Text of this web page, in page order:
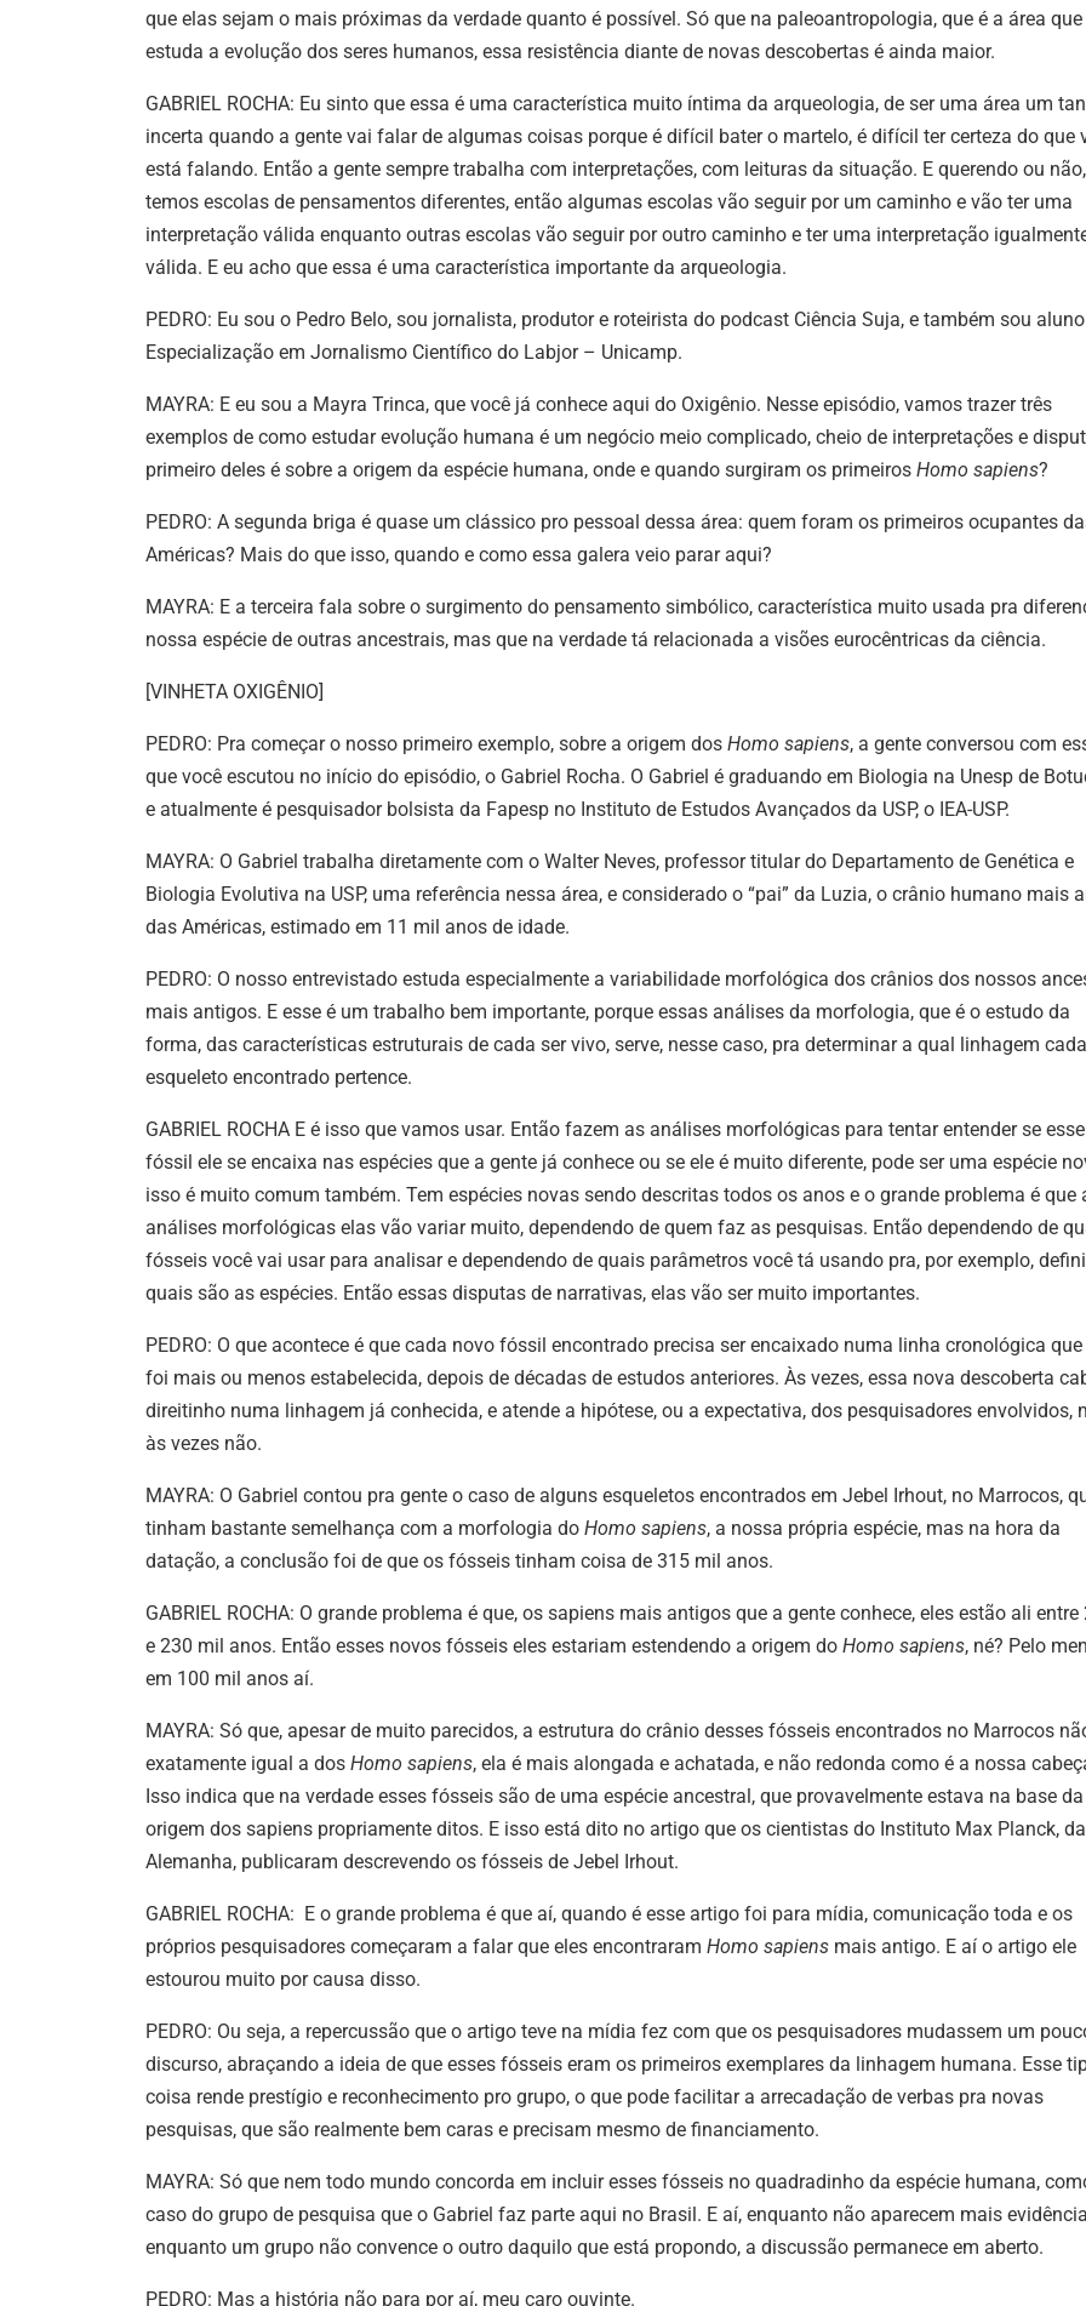
que elas sejam o mais próximas da verdade quanto é possível. Só que na paleoantropologia, que é a área que
estuda a evolução dos seres humanos, essa resistência diante de novas descobertas é ainda maior.
GABRIEL ROCHA: Eu sinto que essa é uma característica muito íntima da arqueologia, de ser uma área um
incerta quando a gente vai falar de algumas coisas porque é difícil bater o martelo, é difícil ter certeza do que
está falando. Então a gente sempre trabalha com interpretações, com leituras da situação. E querendo ou
temos escolas de pensamentos diferentes, então algumas escolas vão seguir por um caminho e vão ter uma
interpretação válida enquanto outras escolas vão seguir por outro caminho e ter uma interpretação
válida. E eu acho que essa é uma característica importante da arqueologia.
PEDRO: Eu sou o Pedro Belo, sou jornalista, produtor e roteirista do podcast Ciência Suja, e também sou
Especialização em Jornalismo Científico do Labjor – Unicamp.
MAYRA: E eu sou a Mayra Trinca, que você já conhece aqui do Oxigênio. Nesse episódio, vamos trazer três
exemplos de como estudar evolução humana é um negócio meio complicado, cheio de interpretações e
primeiro deles é sobre a origem da espécie humana, onde e quando surgiram os primeiros Homo sapiens?
PEDRO: A segunda briga é quase um clássico pro pessoal dessa área: quem foram os primeiros ocupantes
Américas? Mais do que isso, quando e como essa galera veio parar aqui?
MAYRA: E a terceira fala sobre o surgimento do pensamento simbólico, característica muito usada pra
nossa espécie de outras ancestrais, mas que na verdade tá relacionada a visões eurocêntricas da ciência.
[VINHETA OXIGÊNIO]
PEDRO: Pra começar o nosso primeiro exemplo, sobre a origem dos Homo sapiens, a gente conversou com
que você escutou no início do episódio, o Gabriel Rocha. O Gabriel é graduando em Biologia na Unesp de
e atualmente é pesquisador bolsista da Fapesp no Instituto de Estudos Avançados da USP, o IEA-USP.
MAYRA: O Gabriel trabalha diretamente com o Walter Neves, professor titular do Departamento de Genética e
Biologia Evolutiva na USP, uma referência nessa área, e considerado o “pai” da Luzia, o crânio humano mais
das Américas, estimado em 11 mil anos de idade.
PEDRO: O nosso entrevistado estuda especialmente a variabilidade morfológica dos crânios dos nossos
mais antigos. E esse é um trabalho bem importante, porque essas análises da morfologia, que é o estudo da
forma, das características estruturais de cada ser vivo, serve, nesse caso, pra determinar a qual linhagem cada
esqueleto encontrado pertence.
GABRIEL ROCHA E é isso que vamos usar. Então fazem as análises morfológicas para tentar entender se esse
fóssil ele se encaixa nas espécies que a gente já conhece ou se ele é muito diferente, pode ser uma espécie
isso é muito comum também. Tem espécies novas sendo descritas todos os anos e o grande problema é que
análises morfológicas elas vão variar muito, dependendo de quem faz as pesquisas. Então dependendo de
fósseis você vai usar para analisar e dependendo de quais parâmetros você tá usando pra, por exemplo,
quais são as espécies. Então essas disputas de narrativas, elas vão ser muito importantes.
PEDRO: O que acontece é que cada novo fóssil encontrado precisa ser encaixado numa linha cronológica que
foi mais ou menos estabelecida, depois de décadas de estudos anteriores. Às vezes, essa nova descoberta
direitinho numa linhagem já conhecida, e atende a hipótese, ou a expectativa, dos pesquisadores envolvidos,
às vezes não.
MAYRA: O Gabriel contou pra gente o caso de alguns esqueletos encontrados em Jebel Irhout, no Marrocos,
tinham bastante semelhança com a morfologia do Homo sapiens, a nossa própria espécie, mas na hora da
datação, a conclusão foi de que os fósseis tinham coisa de 315 mil anos.
GABRIEL ROCHA: O grande problema é que, os sapiens mais antigos que a gente conhece, eles estão ali entre
e 230 mil anos. Então esses novos fósseis eles estariam estendendo a origem do Homo sapiens, né? Pelo
em 100 mil anos aí.
MAYRA: Só que, apesar de muito parecidos, a estrutura do crânio desses fósseis encontrados no Marrocos
exatamente igual a dos Homo sapiens, ela é mais alongada e achatada, e não redonda como é a nossa
Isso indica que na verdade esses fósseis são de uma espécie ancestral, que provavelmente estava na base da
origem dos sapiens propriamente ditos. E isso está dito no artigo que os cientistas do Instituto Max Planck, da
Alemanha, publicaram descrevendo os fósseis de Jebel Irhout.
GABRIEL ROCHA: E o grande problema é que aí, quando é esse artigo foi para mídia, comunicação toda e os
próprios pesquisadores começaram a falar que eles encontraram Homo sapiens mais antigo. E aí o artigo ele
estourou muito por causa disso.
PEDRO: Ou seja, a repercussão que o artigo teve na mídia fez com que os pesquisadores mudassem um
discurso, abraçando a ideia de que esses fósseis eram os primeiros exemplares da linhagem humana. Esse
coisa rende prestígio e reconhecimento pro grupo, o que pode facilitar a arrecadação de verbas pra novas
pesquisas, que são realmente bem caras e precisam mesmo de financiamento.
MAYRA: Só que nem todo mundo concorda em incluir esses fósseis no quadradinho da espécie humana,
caso do grupo de pesquisa que o Gabriel faz parte aqui no Brasil. E aí, enquanto não aparecem mais
enquanto um grupo não convence o outro daquilo que está propondo, a discussão permanece em aberto.
PEDRO: Mas a história não para por aí, meu caro ouvinte.